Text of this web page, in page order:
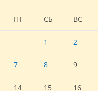
ПТ СБ ВС
1 2
7 8 9
14 15 16